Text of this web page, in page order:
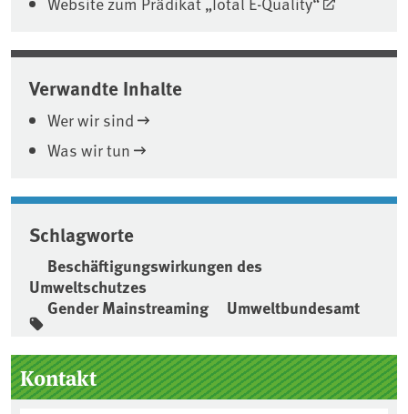
Verwandte Inhalte
Wer wir sind
Was wir tun
Schlagworte
Beschäftigungswirkungen des
Umweltschutzes
Gender Mainstreaming
Umweltbundesamt
Seitenleiste
Kontakt